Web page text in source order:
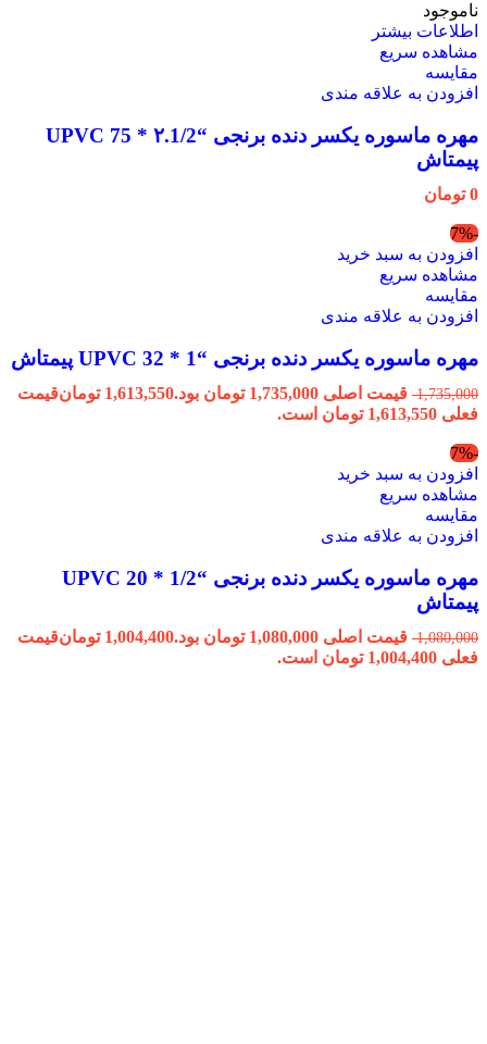
ناموجود
اطلاعات بیشتر
مشاهده سریع
مقایسه
افزودن به علاقه مندی
مهره ماسوره یکسر دنده برنجی “۲.1/2 * 75 UPVC
پیمتاش
0 تومان
-7%
افزودن به سبد خرید
مشاهده سریع
مقایسه
افزودن به علاقه مندی
مهره ماسوره یکسر دنده برنجی “1 * 32 UPVC پیمتاش
1,735,000 قیمت اصلی 1,735,000 تومان بود. 1,613,550 تومانقیمت
فعلی 1,613,550 تومان است.
-7%
افزودن به سبد خرید
مشاهده سریع
مقایسه
افزودن به علاقه مندی
مهره ماسوره یکسر دنده برنجی “1/2 * 20 UPVC
پیمتاش
1,080,000 قیمت اصلی 1,080,000 تومان بود. 1,004,400 تومانقیمت
فعلی 1,004,400 تومان است.